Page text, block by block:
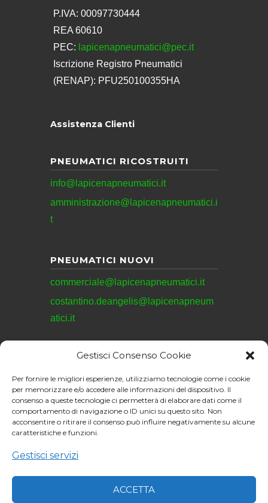
Gestisci Consenso Cookie
Per fornire le migliori esperienze, utilizziamo tecnologie come i cookie
per memorizzare e/o accedere alle informazioni del dispositivo. Il
consenso a queste tecnologie ci permetterà di elaborare dati come il
comportamento di navigazione o ID unici su questo sito. Non
acconsentire o ritirare il consenso può influire negativamente su alcune
caratteristiche e funzioni.
Gestisci servizi
ACCETTA
P.IVA: 00097730444
REA 60610
PEC: lapicenapneumatici@pec.it
Iscrizione Registro Pneumatici
(RENAP): PFU250100355HA
Assistenza Clienti
PNEUMATICI RICOSTRUITI
info@lapicenapneumatici.it
amministrazione@lapicenapneumatici.i
t
PNEUMATICI NUOVI
commerciale@lapicenapneumatici.it
costantino.deangelis@lapicenapneum
atici.it
REVISIONI
revisioni@lapicenapneumatici.it
La Picena Pneumatici
Junior Web